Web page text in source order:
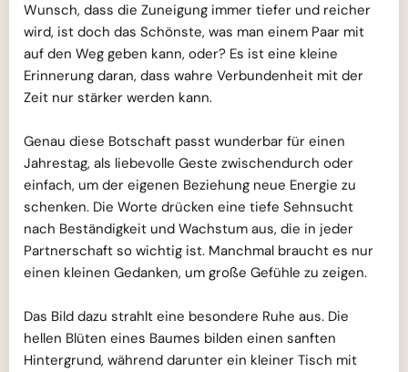
Wunsch, dass die Zuneigung immer tiefer und reicher
wird, ist doch das Schönste, was man einem Paar mit
auf den Weg geben kann, oder? Es ist eine kleine
Erinnerung daran, dass wahre Verbundenheit mit der
Zeit nur stärker werden kann.
Genau diese Botschaft passt wunderbar für einen
Jahrestag, als liebevolle Geste zwischendurch oder
einfach, um der eigenen Beziehung neue Energie zu
schenken. Die Worte drücken eine tiefe Sehnsucht
nach Beständigkeit und Wachstum aus, die in jeder
Partnerschaft so wichtig ist. Manchmal braucht es nur
einen kleinen Gedanken, um große Gefühle zu zeigen.
Das Bild dazu strahlt eine besondere Ruhe aus. Die
hellen Blüten eines Baumes bilden einen sanften
Hintergrund, während darunter ein kleiner Tisch mit